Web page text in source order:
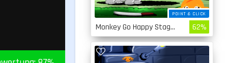
POINT & CLICK
Monkey Go Happy Stage 3 62%